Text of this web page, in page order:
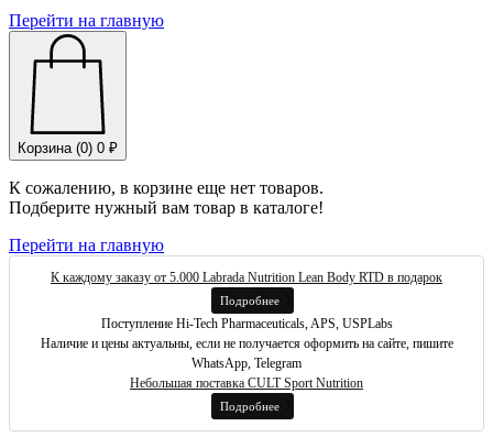
Перейти на главную
Корзина (0) 0 ₽
К сожалению, в корзине еще нет товаров.
Подберите нужный вам товар в каталоге!
Перейти на главную
К каждому заказу от 5.000 Labrada Nutrition Lean Body RTD в подарок
Подробнее
Поступление Hi-Tech Pharmaceuticals, APS, USPLabs
Наличие и цены актуальны, если не получается оформить на сайте, пишите
WhatsApp, Telegram
Небольшая поставка CULT Sport Nutrition
Подробнее